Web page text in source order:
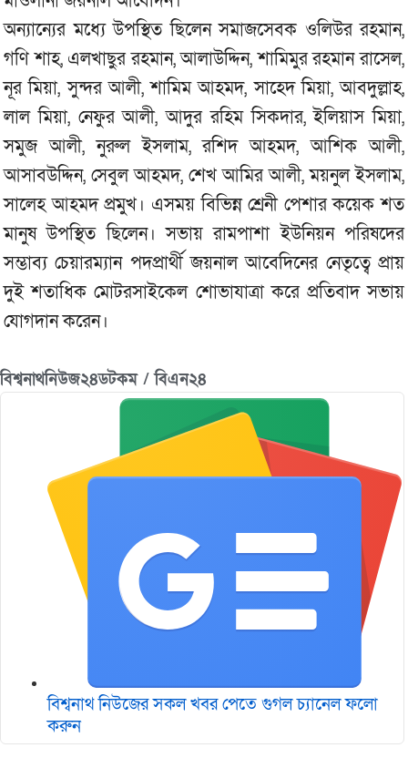
অন্যান্যের মধ্যে উপস্থিত ছিলেন সমাজসেবক ওলিউর রহমান,
গণি শাহ, এলখাছুর রহমান, আলাউদ্দিন, শামিমুর রহমান রাসেল,
নূর মিয়া, সুন্দর আলী, শামিম আহমদ, সাহেদ মিয়া, আবদুল্লাহ,
লাল মিয়া, নেফুর আলী, আদুর রহিম সিকদার, ইলিয়াস মিয়া,
সমুজ আলী, নুরুল ইসলাম, রশিদ আহমদ, আশিক আলী,
আসাবউদ্দিন, সেবুল আহমদ, শেখ আমির আলী, ময়নুল ইসলাম,
সালেহ আহমদ প্রমুখ। এসময় বিভিন্ন শ্রেনী পেশার কয়েক শত
মানুষ উপস্থিত ছিলেন। সভায় রামপাশা ইউনিয়ন পরিষদের
সম্ভাব্য চেয়ারম্যান পদপ্রার্থী জয়নাল আবেদিনের নেতৃত্বে প্রায়
দুই শতাধিক মোটরসাইকেল শোভাযাত্রা করে প্রতিবাদ সভায়
যোগদান করেন।
বিশ্বনাথনিউজ২৪ডটকম / বিএন২৪
বিশ্বনাথ নিউজের সকল খবর পেতে গুগল চ‌্যানেল ফলো
করুন